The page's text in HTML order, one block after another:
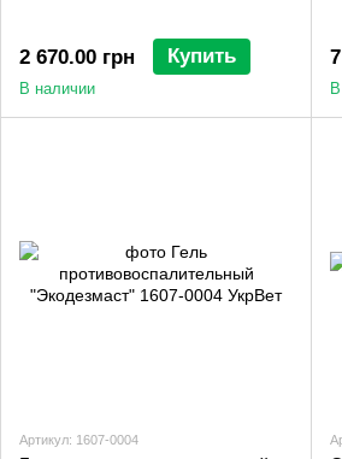
2 670.00 грн Купить
В наличии
Артикул: 1607-0004